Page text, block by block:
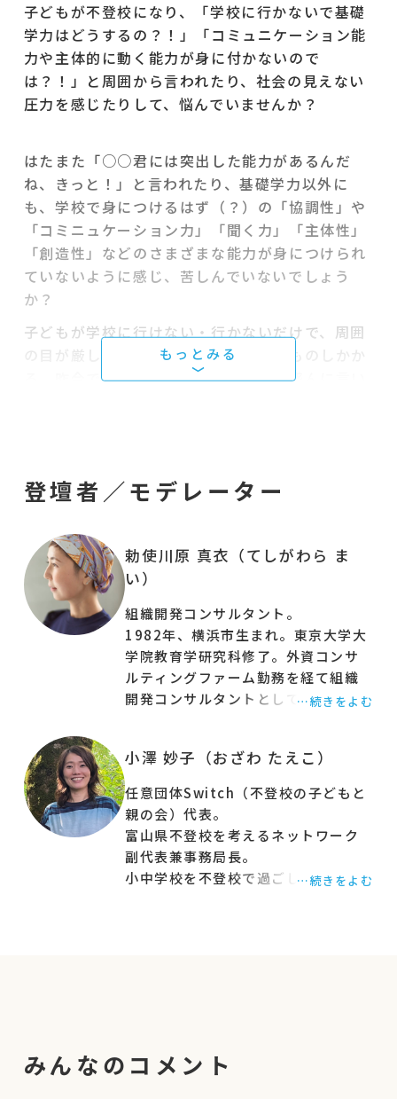
子どもが不登校になり、「学校に行かないで基礎
学力はどうするの？！」「コミュニケーション能
力や主体的に動く能力が身に付かないので
は？！」と周囲から言われたり、社会の見えない
圧力を感じたりして、悩んでいませんか？
はたまた「○○君には突出した能力があるんだ
ね、きっと！」と言われたり、基礎学力以外に
も、学校で身につけるはず（？）の「協調性」や
「コミニュケーション力」「聞く力」「主体性」
「創造性」などのさまざまな能力が身につけられ
ていないように感じ、苦しんでいないでしょう
か？
子どもが学校に行けない・行かないだけで、周囲
の目が厳しく、社会からの無言の圧力ものしかか
る。昨今では「非認知能力」までもが盛んに言い
「能力」を身につけさせることに対して、何もで
きないと悩んだり、後ろめたさや、責任を感じ、
学校に通う子どもを育てる保護者や教師も、子ど
もの”できなさ”に苦しむ人は多いのではないで
しょうか。
さらには、今まさに学校や職場で「能力」がない
自分をダメだと思い苦しんでいるのは、あなた自
身ではないですか？
なぜ、こんなにも個人の能力に縛られた世の中に
能力とは本当に個人の問題（自己責任）なので
しょうか。
それならどこまで個の能力を上げ続ければいいの
か？！
このような世の中では、親や学校の先生は子ども
に対して「これくらいできないとダメ」と言い続
能力社会の本質を知ることで、子どもの”できな
登壇者／モデレーター
勅使川原 真衣（てしがわら ま
い）
組織開発コンサルタント。
1982年、横浜市生まれ。東京大学大
学院教育学研究科修了。外資コンサ
ルティングファーム勤務を経て組織
開発コンサルタントとして独立。2児
ほぐす』（どく社、22年）は紀伊國
屋じんぶん大賞2024で第8位入賞。
続く『働くということ 「能力主義」
を超えて』（集英社、24年）は新書
大賞2025にて第5位入賞。その他著
書多数。最新刊は『学歴社会は誰の
ため』（PHP、25年）。日経ビジネ
…続きをよむ
小澤 妙子（おざわ たえこ）
任意団体Switch（不登校の子どもと
親の会）代表。
富山県不登校を考えるネットワーク
副代表兼事務局長。
小中学校を不登校で過ごした現在高
高等教育機関で約18年間勤務経験有
…続きをよむ
みんなのコメント